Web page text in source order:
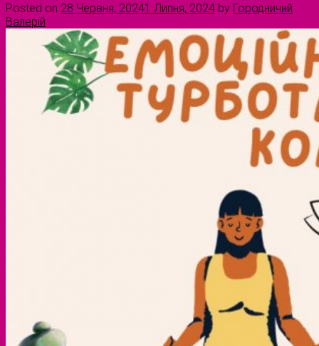
Posted on 28 Червня, 20241 Липня, 2024 by Городничий
Валерій